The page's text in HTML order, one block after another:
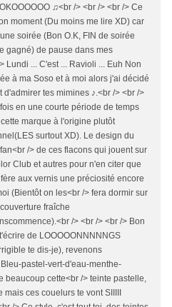
♫<br /> <br /> <br /> Ce
moment (Du moins me lire XD) car
soirée (Bon O.K, FIN de soirée
gagné) de pause dans mes
Lundi ... C'est ... Ravioli ... Euh Non
à ma Soso et à moi alors j'ai décidé
d'admirer tes mimines ♪.<br /> <br />
en une courte période de temps
marque à l'origine plutôt
surtout XD). Le design du
/> de ces flacons qui jouent sur
Club et autres pour n'en citer que
aux vernis une préciosité encore
(Bientôt on les<br /> fera dormir sur
fraîche
/> <br /> <br /> Bon
de LOOOOONNNNNGS
te dis-je), revenons
pastel-vert-d'eau-menthe-
beaucoup cette<br /> teinte pastelle,
ces couelurs te vont SIIIII